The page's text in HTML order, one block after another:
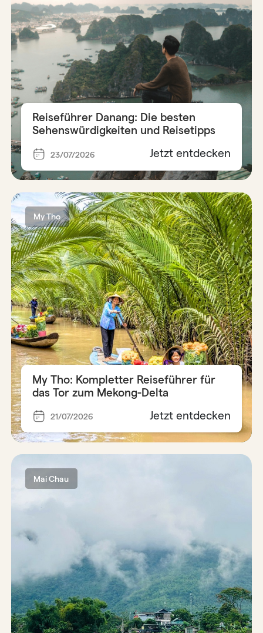
Reiseführer Danang: Die besten
Sehenswürdigkeiten und Reisetipps
23/07/2026 Jetzt entdecken
My Tho
My Tho: Kompletter Reiseführer für
das Tor zum Mekong-Delta
21/07/2026 Jetzt entdecken
Mai Chau